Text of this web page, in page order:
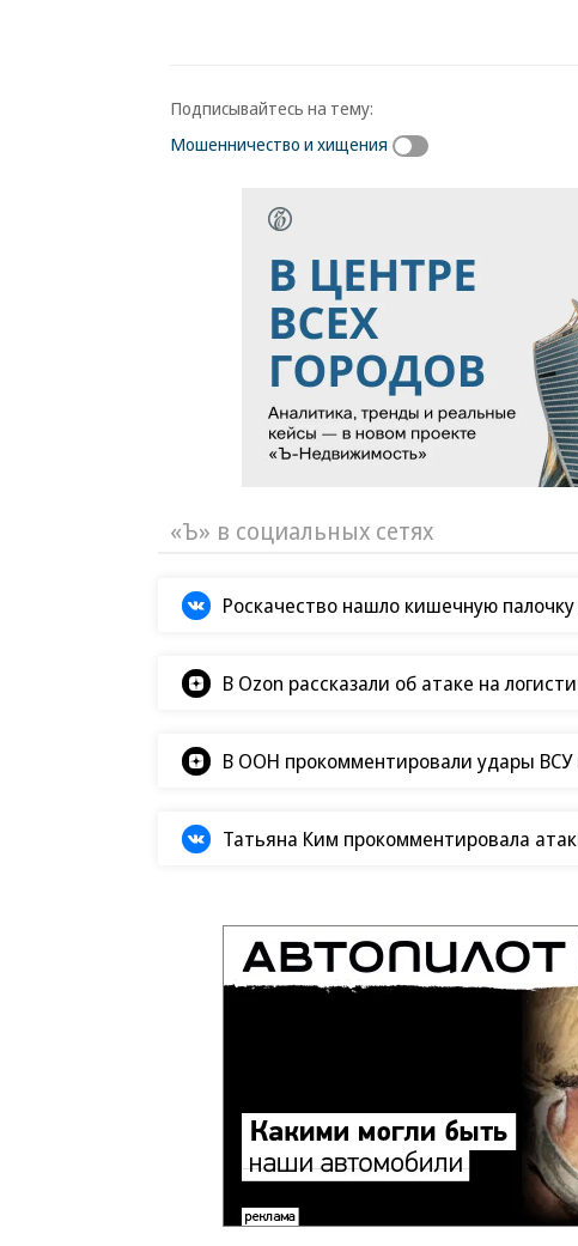
Подписывайтесь на тему:
Мошенничество и хищения
«Ъ» в социальных сетях
Роскачество нашло кишечную
В Ozon рассказали об атаке на
В ООН прокомментировали удары ВСУ
Татьяна Ким прокомментировала